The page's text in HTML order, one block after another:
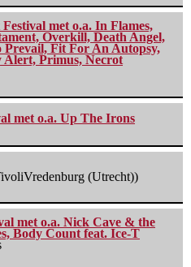
met o.a. In Flames,
Overkill, Death Angel,
Prevail, Fit For An Autopsy,
Primus, Necrot
met o.a. Up The Irons
(Utrecht))
met o.a. Nick Cave & the
Body Count feat. Ice-T